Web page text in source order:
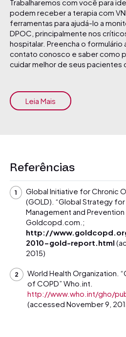
Trabalharemos com você para
podem receber a terapia com
ferramentas para ajudá-lo a
DPOC, principalmente nos
hospitalar. Preencha o formulário
contato conosco e saber como
cuidar melhor de seus pacientes
Leia Mais
Referências
Global Initiative for Chronic
(GOLD). “Global Strategy
Management and
Goldcopd.com.;
http://
2010-gold-report.html
2015)
World Health Organization.
of COPD” Who.int.
http://www.who.int/gho/
(accessed November 9,